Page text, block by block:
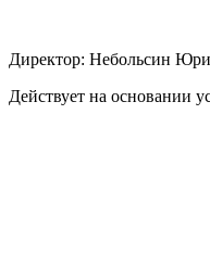
Директор: Небольсин
Действует на основании